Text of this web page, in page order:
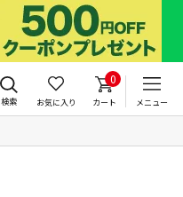
検索 お気に入り
0
カート メニュー